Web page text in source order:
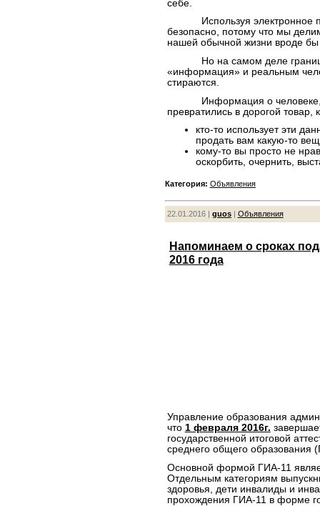
себе.
Используя электронное
безопасно, потому что мы
нашей обычной жизни вроде бы
Но на самом деле границы
«информация» и реальным
стираются.
Информация о человеке,
превратились в дорогой товар,
кто-то использует эти
продать вам какую-то
кому-то вы просто не
оскорбить, очернить,
Категория: Объявления
22.01.2016 | guos| Объявления
Напоминаем о сроках
2016 года
Управление образования
что 1 февраля 2016г.
государственной итоговой
среднего общего образования
Основной формой ГИА-11
Отдельным категориям
здоровья, дети инвалиды и
прохождения ГИА-11 в форме